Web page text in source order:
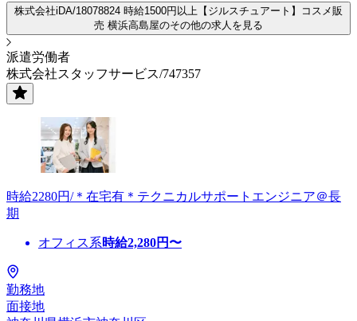
株式会社iDA/18078824 時給1500円以上【ジルスチュアート】コスメ販
売 横浜高島屋のその他の求人を見る
派遣労働者
株式会社スタッフサービス/747357
時給2280円/＊在宅有＊テクニカルサポートエンジニア＠長
期
オフィス系時給2,280円〜
勤務地
面接地